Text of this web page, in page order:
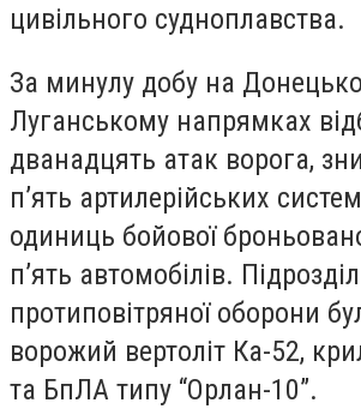
цивільного судноплавства.
За минулу добу на
Луганському напрямках
дванадцять атак ворога,
п’ять артилерійських
одиниць бойової
п’ять автомобілів.
протиповітряної оборони
ворожий вертоліт Ка-52,
та БпЛА типу “Орлан-10”.